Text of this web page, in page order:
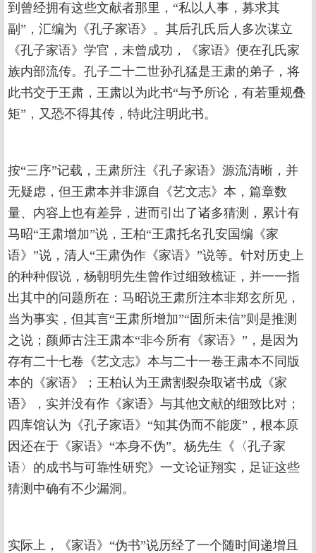
到曾经拥有这些文献者那里，“私以人事，募求其
副”，汇编为《孔子家语》。其后孔氏后人多次谋立
《孔子家语》学官，未曾成功，《家语》便在孔氏家
族内部流传。孔子二十二世孙孔猛是王肃的弟子，将
此书交于王肃，王肃以为此书“与予所论，有若重规叠
矩”，又恐不得其传，特此注明此书。
按“三序”记载，王肃所注《孔子家语》源流清晰，并
无疑虑，但王肃本并非源自《艺文志》本，篇章数
量、内容上也有差异，进而引出了诸多猜测，累计有
马昭“王肃增加”说，王柏“王肃托名孔安国编《家
语》”说，清人“王肃伪作《家语》”说等。针对历史上
的种种假说，杨朝明先生曾作过细致梳证，并一一指
出其中的问题所在：马昭说王肃所注本非郑玄所见，
当为事实，但其言“王肃所增加”“固所未信”则是推测
之说；颜师古注王肃本“非今所有《家语》”，是因为
存有二十七卷《艺文志》本与二十一卷王肃本不同版
本的《家语》；王柏认为王肃割裂杂取诸书成《家
语》，实并没有作《家语》与其他文献的细致比对；
四库馆认为《孔子家语》“知其伪而不能废”，根本原
因还在于《家语》“本身不伪”。杨先生《〈孔子家
语〉的成书与可靠性研究》一文论证翔实，足证这些
猜测中确有不少漏洞。
实际上，《家语》“伪书”说历经了一个随时间递增且